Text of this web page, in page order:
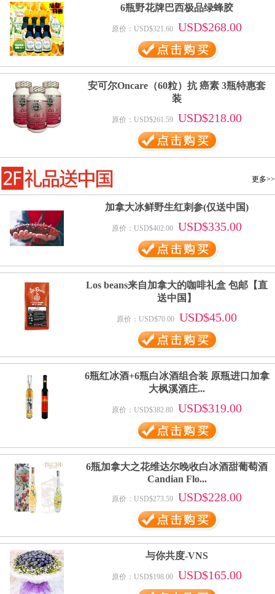
6瓶野花牌巴西极品绿蜂胶
原价：USD$321.60 USD$268.00
安可尔Oncare（60粒）抗 癌素 3瓶特惠套
装
原价：USD$261.59 USD$218.00
更多>>
加拿大冰鲜野生红刺参(仅送中国)
原价：USD$402.00 USD$335.00
Los beans来自加拿大的咖啡礼盒 包邮【直
送中国】
原价：USD$70.00 USD$45.00
6瓶红冰酒+6瓶白冰酒组合装 原瓶进口加拿
大枫溪酒庄...
原价：USD$382.80 USD$319.00
6瓶加拿大之花维达尔晚收白冰酒甜葡萄酒
Candian Flo...
原价：USD$273.59 USD$228.00
与你共度-VNS
原价：USD$198.00 USD$165.00